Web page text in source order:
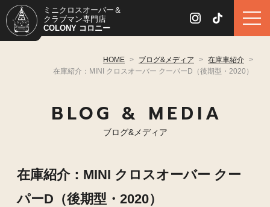
ミニクロスオーバー＆
クラブマン専門店
COLONY コロニー
HOME > ブログ&メディア > 在庫車紹介 >
在庫紹介：MINI クロスオーバー クーパーD（後期型・2020）
BLOG & MEDIA
ブログ&メディア
在庫紹介：MINI クロスオーバー クー
パーD（後期型・2020）